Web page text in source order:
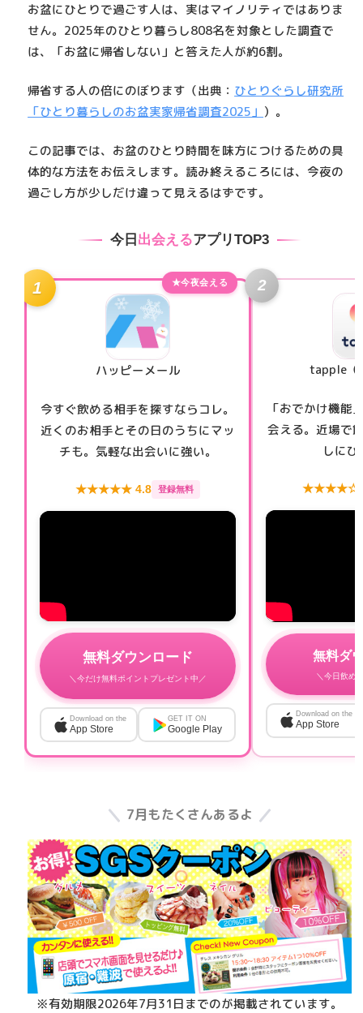
お盆にひとりで過ごす人は、実はマイノリティではありま
せん。2025年のひとり暮らし808名を対象とした調査で
は、「お盆に帰省しない」と答えた人が約6割。
帰省する人の倍にのぼります（出典： ひとりぐらし研究所
「ひとり暮らしのお盆実家帰省調査2025」 ）。
この記事では、 お盆のひとり時間を味方につけるための具
体的な方法をお伝えします。読み終えるころには、今夜の
過ごし方が少しだけ違って見えるはずです。
今日 出会えるアプリTOP3
1 ★今夜会える
ハッピーメール
今すぐ飲める相手を探すならコレ。
近くのお相手とその日のうちにマッ
チも。気軽な出会いに強い。
★★★★★ 4.8 登録無料
無料ダウンロード
＼今だけ無料ポイントプレゼント中／
Download on the
App Store
GET IT ON
Google Play
2
tapple（
「おでかけ機能
会える。近場で
しに
★★★★☆
無料ダ
＼今日飲め
Download on the
App Store
7月もたくさんあるよ
※有効期限2026年7月31日までのが掲載されています。